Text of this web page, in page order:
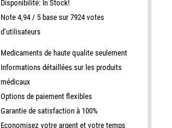
Disponibilité: In Stock!
Note 4,94 / 5 base sur 7924 votes
d’utilisateurs
Medicaments de haute qualite seulement
Informations détaillées sur les produits
médicaux
Options de paiement flexibles
Garantie de satisfaction à 100%
Economisez votre argent et votre temps